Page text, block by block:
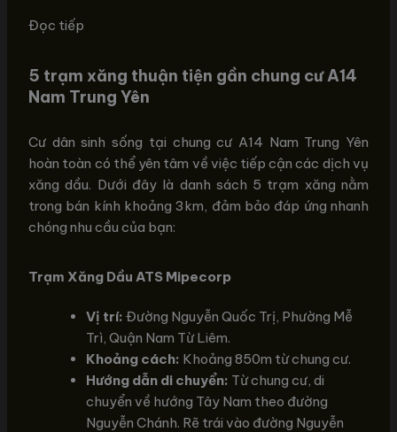
Đọc tiếp
5 trạm xăng thuận tiện gần chung cư A14
Nam Trung Yên
Cư dân sinh sống tại chung cư A14 Nam Trung Yên
hoàn toàn có thể yên tâm về việc tiếp cận các dịch vụ
xăng dầu. Dưới đây là danh sách 5 trạm xăng nằm
trong bán kính khoảng 3km, đảm bảo đáp ứng nhanh
chóng nhu cầu của bạn:
Trạm Xăng Dầu ATS Mipecorp
Vị trí: Đường Nguyễn Quốc Trị, Phường Mễ
Trì, Quận Nam Từ Liêm.
Khoảng cách: Khoảng 850m từ chung cư.
Hướng dẫn di chuyển: Từ chung cư, di
chuyển về hướng Tây Nam theo đường
Nguyễn Chánh. Rẽ trái vào đường Nguyễn